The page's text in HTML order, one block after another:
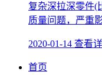
复杂深拉深零件(
质量问题，严重
2020-01-14 查看详
首页